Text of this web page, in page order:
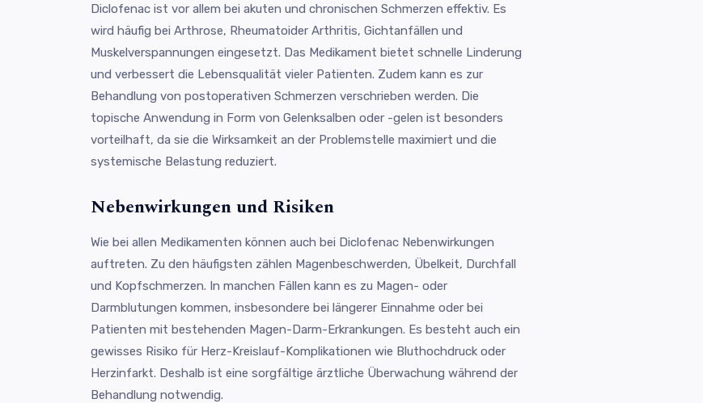
Diclofenac ist vor allem bei akuten und chronischen Schmerzen effektiv. Es
wird häufig bei Arthrose, Rheumatoider Arthritis, Gichtanfällen und
Muskelverspannungen eingesetzt. Das Medikament bietet schnelle Linderung
und verbessert die Lebensqualität vieler Patienten. Zudem kann es zur
Behandlung von postoperativen Schmerzen verschrieben werden. Die
topische Anwendung in Form von Gelenksalben oder -gelen ist besonders
vorteilhaft, da sie die Wirksamkeit an der Problemstelle maximiert und die
systemische Belastung reduziert.
Nebenwirkungen und Risiken
Wie bei allen Medikamenten können auch bei Diclofenac Nebenwirkungen
auftreten. Zu den häufigsten zählen Magenbeschwerden, Übelkeit, Durchfall
und Kopfschmerzen. In manchen Fällen kann es zu Magen- oder
Darmblutungen kommen, insbesondere bei längerer Einnahme oder bei
Patienten mit bestehenden Magen-Darm-Erkrankungen. Es besteht auch ein
gewisses Risiko für Herz-Kreislauf-Komplikationen wie Bluthochdruck oder
Herzinfarkt. Deshalb ist eine sorgfältige ärztliche Überwachung während der
Behandlung notwendig.